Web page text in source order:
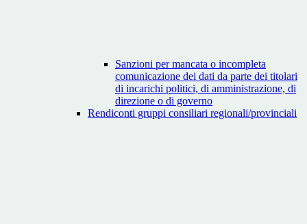
Sanzioni per mancata o incompleta
comunicazione dei dati da parte dei titolari
di incarichi politici, di amministrazione, di
direzione o di governo
Rendiconti gruppi consiliari regionali/provinciali